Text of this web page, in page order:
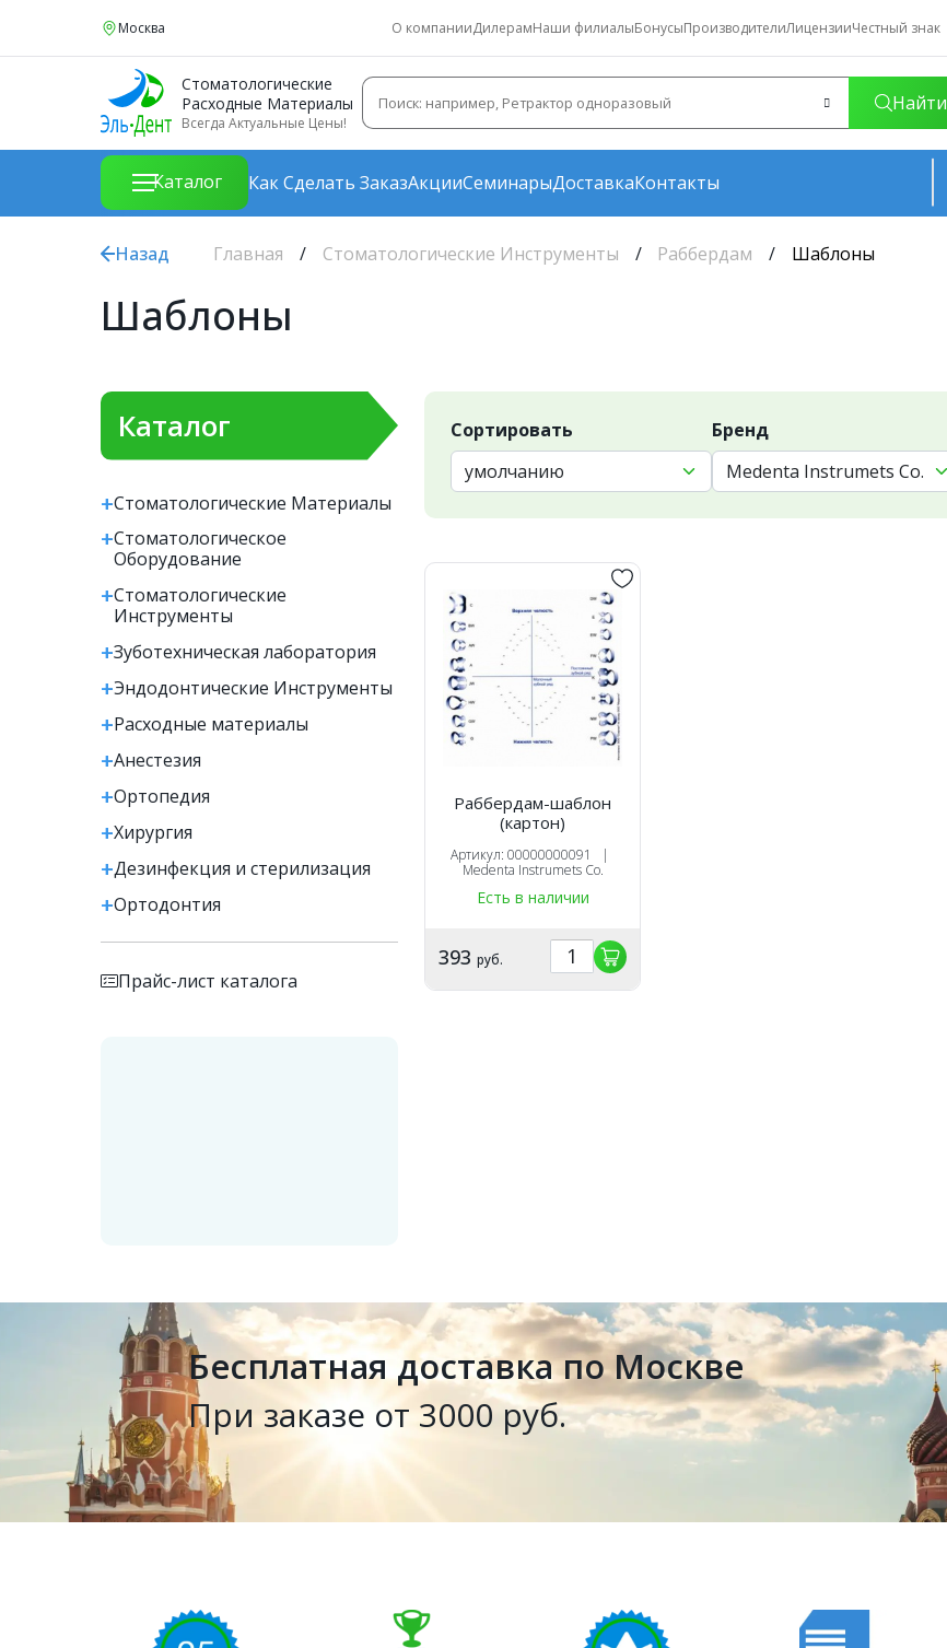
Москва О компанииДилерамНаши филиалыБонусыПроизводителиЛицензииЧестный знак
Стоматологические
Расходные Материалы
Всегда Актуальные Цены!
Найти
Каталог Как Сделать ЗаказАкцииСеминарыДоставкаКонтакты
Назад Главная Стоматологические Инструменты Раббердам Шаблоны
Шаблоны
Каталог
Стоматологические Материалы
Стоматологическое
Оборудование
Стоматологические
Инструменты
Зуботехническая лаборатория
Эндодонтические Инструменты
Расходные материалы
Анестезия
Ортопедия
Хирургия
Дезинфекция и стерилизация
Ортодонтия
Прайс-лист каталога
Сортировать
Бренд
Раббердам-шаблон
(картон)
Артикул: 00000000091 |
Medenta Instrumets Co.
Есть в наличии
393 руб.
Бесплатная доставка по Москве
При заказе от 3000 руб.